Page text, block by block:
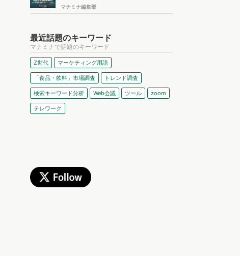
マナミナ編集部
最近話題のキーワード
マナミナで話題のキーワード
Z世代 マーケティング用語
「食品・飲料」市場調査 トレンド調査
検索キーワード分析 Web会議 ツール zoom
テレワーク